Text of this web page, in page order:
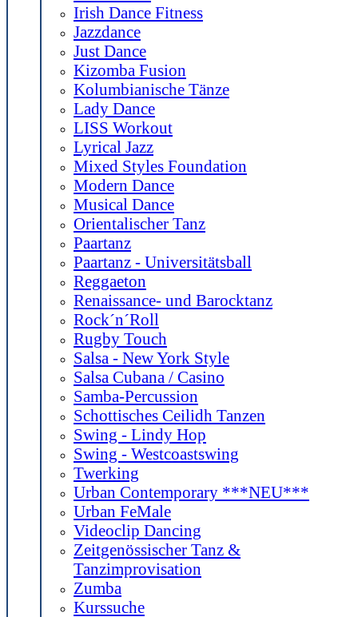
Irish Dance Fitness
Jazzdance
Just Dance
Kizomba Fusion
Kolumbianische Tänze
Lady Dance
LISS Workout
Lyrical Jazz
Mixed Styles Foundation
Modern Dance
Musical Dance
Orientalischer Tanz
Paartanz
Paartanz - Universitätsball
Reggaeton
Renaissance- und Barocktanz
Rock´n´Roll
Rugby Touch
Salsa - New York Style
Salsa Cubana / Casino
Samba-Percussion
Schottisches Ceilidh Tanzen
Swing - Lindy Hop
Swing - Westcoastswing
Twerking
Urban Contemporary ***NEU***
Urban FeMale
Videoclip Dancing
Zeitgenössischer Tanz &
Tanzimprovisation
Zumba
Kurssuche